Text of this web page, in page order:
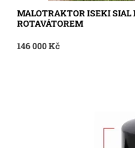
MALOTRAKTOR ISEKI SIAL
ROTAVÁTOREM
146 000 Kč
OEM SH 60232
Geas 25- Iseki Sial 233- Iseki
Skladem 2 ks